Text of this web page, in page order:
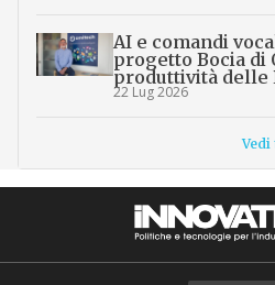
AI e comandi
progetto Bocia di
produttività delle
22 Lug 2026